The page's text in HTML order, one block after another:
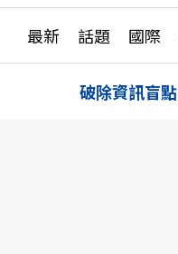
最新 話題 國際
活動
話題
破除資訊盲點